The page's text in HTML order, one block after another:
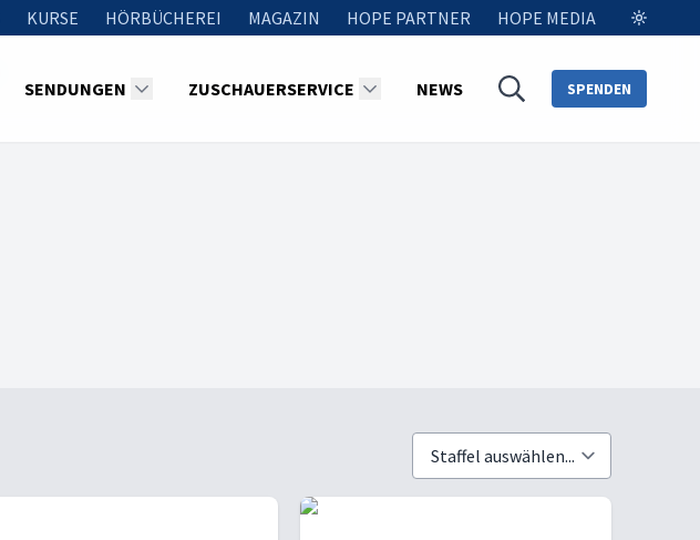
KURSE HÖRBÜCHEREI MAGAZIN HOPE PARTNER HOPE MEDIA
SENDUNGEN ZUSCHAUERSERVICE NEWS SPENDEN